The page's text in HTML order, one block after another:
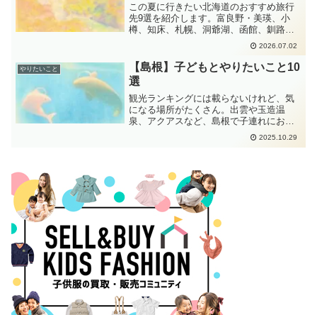
この夏に行きたい北海道のおすすめ旅行
先9選を紹介します。富良野・美瑛、小
樽、知床、札幌、洞爺湖、函館、釧路・
阿寒湖、十勝・帯広、ニセコ・ルスツま
で、絶景やグルメ、自然体験を楽しめる
スポットをまとめました。子連れ旅行や
家族旅行、夏休みのおでかけ先探しにも
おすすめです。
2026.07.02
やりたいこと
【島根】子どもとやりたいこと10
選
観光ランキングには載らないけれど、気
になる場所がたくさん。出雲や玉造温
泉、アクアスなど、島根で子連れにおす
すめの“やりたいこと10選”をまとめまし
2025.10.29